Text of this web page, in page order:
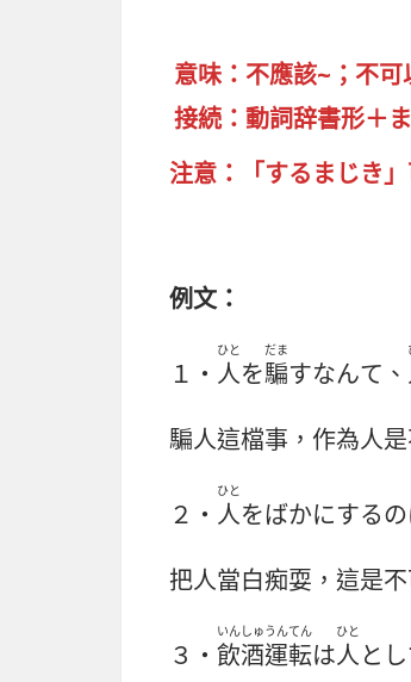
意味：不應該~；不可
接続：動詞辞書形＋
注意：「するまじき」
例文：
１・ 人
ひと
を騙
だま
すなんて、
騙人這檔事，作為人
２・ 人
ひと
をばかにするの
把人當白痴耍，這是
３・ 飲酒
いんしゅ
運転
うんてん
は人
ひと
と